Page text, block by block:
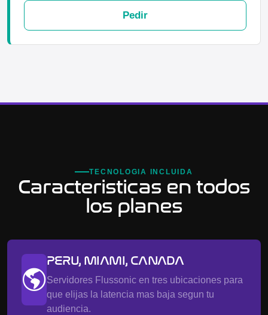
Pedir
TECNOLOGIA INCLUIDA
Caracteristicas en todos
los planes
PERU, MIAMI, CANADA
Servidores Flussonic en tres ubicaciones para
que elijas la latencia mas baja segun tu
audiencia.